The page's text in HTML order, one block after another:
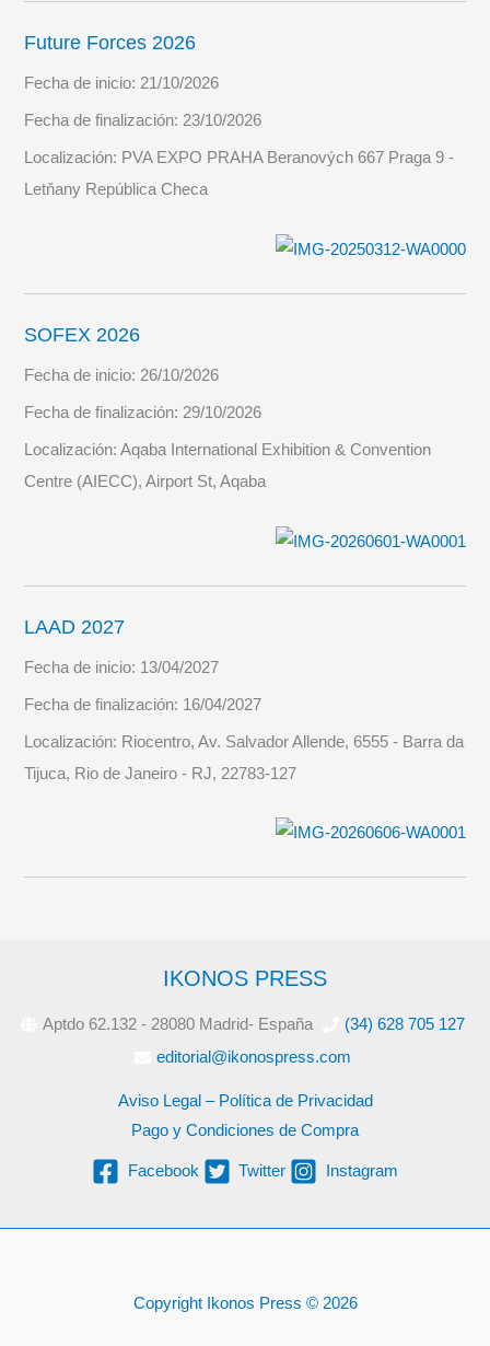
Future Forces 2026
Fecha de inicio:21/10/2026
Fecha de finalización:23/10/2026
Localización: PVA EXPO PRAHA Beranových 667 Praga 9 -
Letňany República Checa
SOFEX 2026
Fecha de inicio: 26/10/2026
Fecha de finalización: 29/10/2026
Localización:Aqaba International Exhibition & Convention
Centre (AIECC), Airport St, Aqaba
LAAD 2027
Fecha de inicio: 13/04/2027
Fecha de finalización: 16/04/2027
Localización: Riocentro, Av. Salvador Allende, 6555 - Barra da
Tijuca, Rio de Janeiro - RJ, 22783-127
IKONOS PRESS
Aptdo 62.132 - 28080 Madrid- España
(34) 628 705 127
editorial@ikonospress.com
Aviso Legal – Política de Privacidad
Pago y Condiciones de Compra
Facebook Twitter Instagram
Copyright Ikonos Press © 2026